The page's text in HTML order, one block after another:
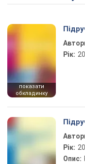
показати
обкладинку
Рік:
Рік:
Опис: